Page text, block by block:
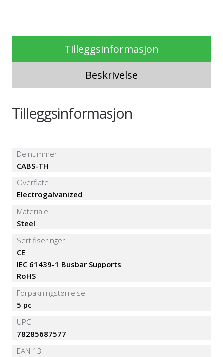
Tilleggsinformasjon
Beskrivelse
Tilleggsinformasjon
Delnummer
CABS-TH
Overflate
Electrogalvanized
Materiale
Steel
Sertifiseringer
CE
IEC 61439-1 Busbar Supports
RoHS
Forpakningstørrelse
5 pc
UPC
78285687577
EAN-13